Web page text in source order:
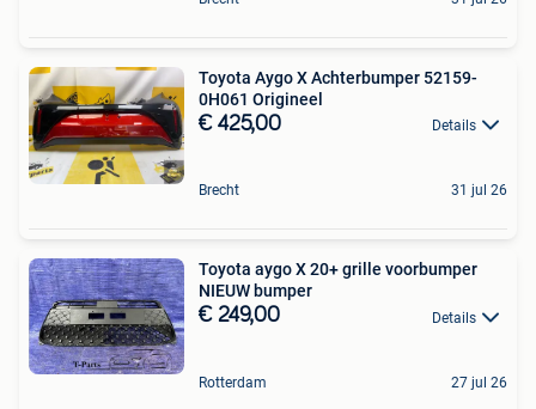
Toyota Aygo X Achterbumper 52159-
0H061 Origineel
€ 425,00 Details
Brecht 31 jul 26
Toyota aygo X 20+ grille voorbumper
NIEUW bumper
€ 249,00 Details
Rotterdam 27 jul 26